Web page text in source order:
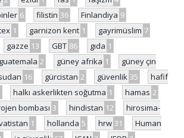
6 filistin 36 Finlandiya 9
1 garnizon kent 1 gayrimüslim 7
gazze 13 GBT 86 gıda 1
guatemala 2 güney afrika 1
güney çin
16 gürcistan 2 güvenlik 35
hafif
halkı askerlikten soğutma 1 hamas 2
bombası 3 hindistan 12
hirosima-
1 hollanda 5 hrw 31
Human